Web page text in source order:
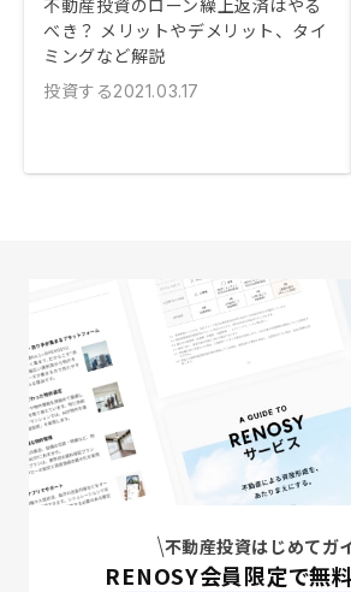
不動産投資のローン繰上返済はやる
べき？ メリットやデメリット、タイ
ミングなど解説
投資する2021.03.17
不動産投資はじめてガ
RENOSY会員限定で無